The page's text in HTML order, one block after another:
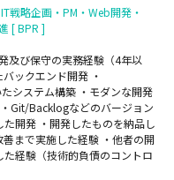
戦略企画・PM・Web開発・
[ BPR ]
及び保守の実務経験（4年以
ックエンド開発 ・
システム構築 ・モダンな開発
Git/Backlogなどのバージョン
開発 ・開発したものを納品し
まで実施した経験 ・他者の開
経験（技術的負債のコントロ